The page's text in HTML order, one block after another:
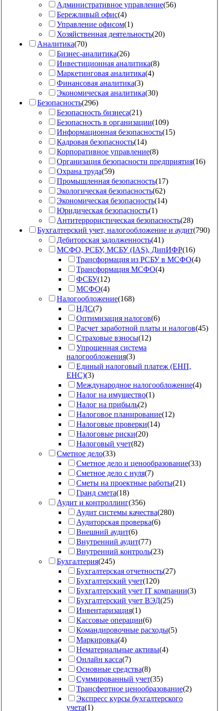
Административное управление(56)
Бережливый офис(4)
Управление офисом(1)
Хозяйственная деятельность(20)
Аналитика(70)
Бизнес-аналитика(26)
Инвестиционная аналитика(8)
Маркетинговая аналитика(4)
Финансовая аналитика(3)
Экономическая аналитика(30)
Безопасность(296)
Безопасность бизнеса(21)
Безопасность в организации(109)
Информационная безопасность(15)
Кадровая безопасность(14)
Корпоративное управление(8)
Организация безопасности предприятия(16)
Охрана труда(59)
Промышленная безопасность(17)
Экологическая безопасность(62)
Экономическая безопасность(14)
Юридическая безопасность(1)
Антитеррористическая безопасность(28)
Бухгалтерский учет, налогообложение и аудит(790)
Дебиторская задолженность(41)
МСФО, РСБУ, МСБУ (IAS), ДипИФР(16)
Трансформация из РСБУ в МСФО(4)
Трансформация МСФО(4)
ФСБУ(12)
МСФО(4)
Налогообложение(168)
НДС(7)
Оптимизация налогов(6)
Расчет заработной платы и налогов(45)
Страховые взносы(12)
Упрощенная система
налогообложения(3)
Единый налоговый платеж (ЕНП,
ЕНС)(3)
Международное налогообложение(4)
Налог на имущество(1)
Налог на прибыль(2)
Налоговое планирование(12)
Налоговые проверки(14)
Налоговые риски(20)
Налоговый учет(82)
Сметное дело(33)
Сметное дело и ценообразование(33)
Сметное дело с нуля(7)
Сметы на проектные работы(21)
Гранд смета(18)
Аудит и контроллинг(356)
Аудит системы качества(280)
Аудиторская проверка(6)
Внешний аудит(6)
Внутренний аудит(77)
Внутренний контроль(23)
Бухгалтерия(245)
Бухгалтерская отчетность(27)
Бухгалтерский учет(120)
Бухгалтерский учет IT компании(3)
Бухгалтерский учет ВЭД(25)
Инвентаризация(1)
Кассовые операции(6)
Командировочные расходы(5)
Маркировка(4)
Нематериальные активы(4)
Онлайн касса(7)
Основные средства(8)
Суммированный учет(35)
Трансфертное ценообразование(2)
Экспресс курсы бухгалтерского
учета(1)